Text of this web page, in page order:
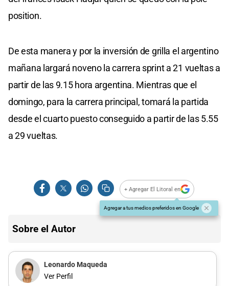
position.
De esta manera y por la inversión de grilla el argentino
mañana largará noveno la carrera sprint a 21 vueltas a
partir de las 9.15 hora argentina. Mientras que el
domingo, para la carrera principal, tomará la partida
desde el cuarto puesto conseguido a partir de las 5.55
a 29 vueltas.
+ Agregar El Litoral en
Agregar a tus medios preferidos en Google
Sobre el Autor
Leonardo Maqueda
Ver Perfil